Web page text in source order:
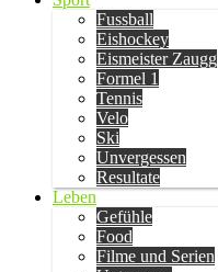
Fussball
Eishockey
Eismeister Zaugg
Formel 1
Tennis
Velo
Ski
Unvergessen
Resultate
Leben
Gefühle
Food
Filme und Serien